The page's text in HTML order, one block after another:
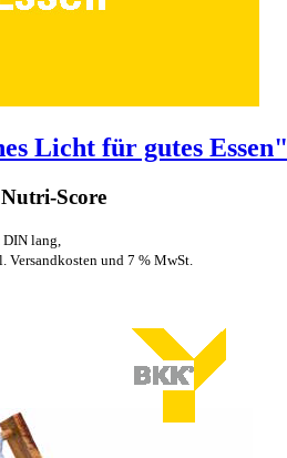
Licht für gutes Essen"
Score
DIN lang,
Versandkosten und 7 % MwSt.